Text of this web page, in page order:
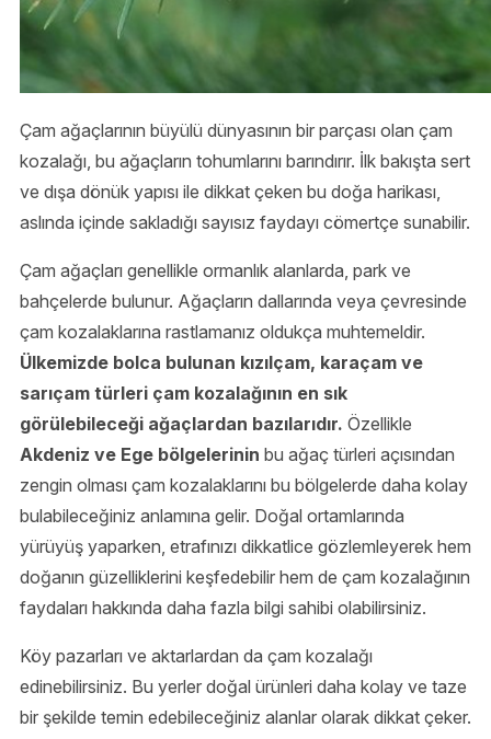
Çam ağaçlarının büyülü dünyasının bir parçası olan çam
kozalağı, bu ağaçların tohumlarını barındırır. İlk bakışta sert
ve dışa dönük yapısı ile dikkat çeken bu doğa harikası,
aslında içinde sakladığı sayısız faydayı cömertçe sunabilir.
Çam ağaçları genellikle ormanlık alanlarda, park ve
bahçelerde bulunur. Ağaçların dallarında veya çevresinde
çam kozalaklarına rastlamanız oldukça muhtemeldir.
Ülkemizde bolca bulunan kızılçam, karaçam ve
sarıçam türleri çam kozalağının en sık
görülebileceği ağaçlardan bazılarıdır. Özellikle
Akdeniz ve Ege bölgelerinin bu ağaç türleri açısından
zengin olması çam kozalaklarını bu bölgelerde daha kolay
bulabileceğiniz anlamına gelir. Doğal ortamlarında
yürüyüş yaparken, etrafınızı dikkatlice gözlemleyerek hem
doğanın güzelliklerini keşfedebilir hem de çam kozalağının
faydaları hakkında daha fazla bilgi sahibi olabilirsiniz.
Köy pazarları ve aktarlardan da çam kozalağı
edinebilirsiniz. Bu yerler doğal ürünleri daha kolay ve taze
bir şekilde temin edebileceğiniz alanlar olarak dikkat çeker.